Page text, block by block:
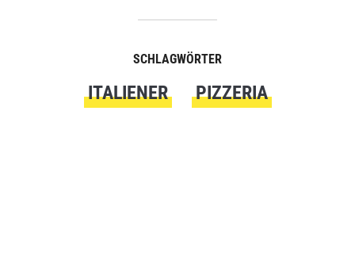
SCHLAGWÖRTER
ITALIENER PIZZERIA